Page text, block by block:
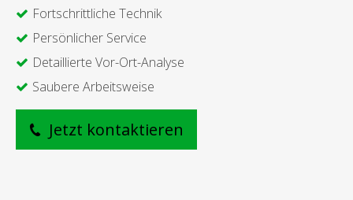
Fortschrittliche Technik
Persönlicher Service
Detaillierte Vor-Ort-Analyse
Saubere Arbeitsweise
Jetzt kontaktieren